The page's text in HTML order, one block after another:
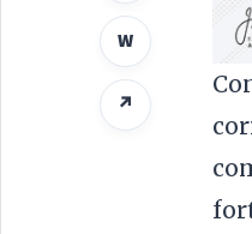
W
↗